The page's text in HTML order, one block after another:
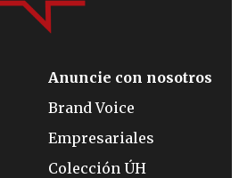
Anuncie con nosotros
Brand Voice
Empresariales
Colección ÚH